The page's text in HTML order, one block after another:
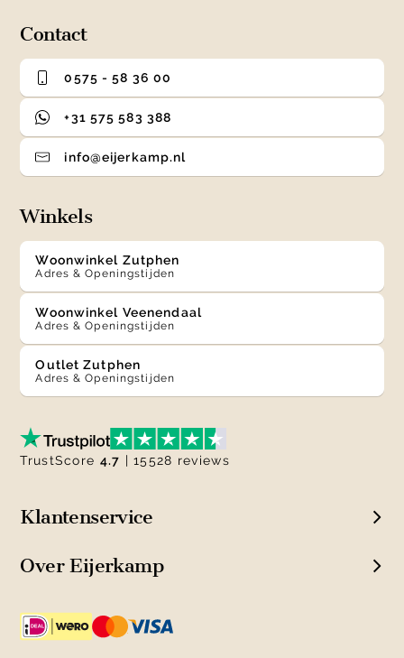
Contact
0575 - 58 36 00
+31 575 583 388
info@eijerkamp.nl
Winkels
Woonwinkel Zutphen
Adres & Openingstijden
Woonwinkel Veenendaal
Adres & Openingstijden
Outlet Zutphen
Adres & Openingstijden
Klantenservice
Over Eijerkamp
TrustScore 4.7 | 15528 reviews